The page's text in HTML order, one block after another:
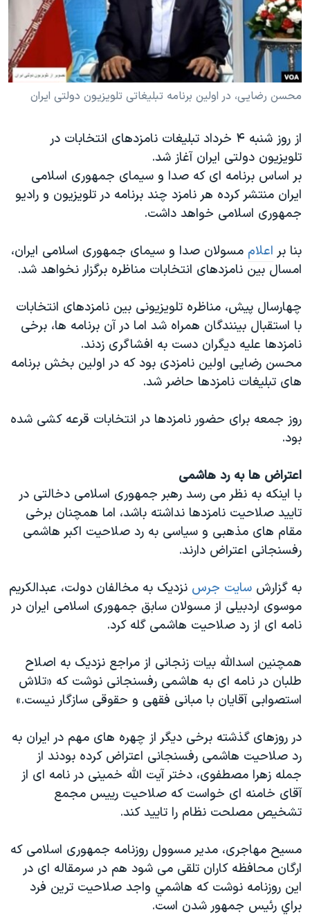
فرهنگ و زندگی
حقوق شهروندی
اقتصادی
گالری عکس
آرشیو پخش زنده
مستندها
انتخابات ریاست جمهوری آمریکا ۲۰۲۴
حمله جمهوری اسلامی به اسرائیل
اعتراضات زن، زندگی، آزادی
مجموعه مستندهای دادخواهی
تریبونال مردمی آبان ۹۸
دادگاه حمید نوری
قانون شفافیت دارائی کادر رهبری ایران
اسرائیل در جنگ
نرگس محمدی برنده جایزه نوبل صلح
همایش محافظه‌کاران آمریکا «سی‌پک»
صفحه‌های ویژه
سفر پرزیدنت ترامپ به چین
دنبال کنید
زبانهای مختلف
محسن رضایی، در اولین برنامه تبلیغاتی تلویزیون دولتی ایران
از روز شنبه ۴ خرداد تبلیغات نامزدهای انتخابات در
تلویزیون دولتی ایران آغاز شد.
بر اساس برنامه ای که صدا و سیمای جمهوری اسلامی
ایران منتشر کرده هر نامزد چند برنامه در تلویزیون و رادیو
جمهوری اسلامی خواهد داشت.
بنا بر اعلام مسولان صدا و سیمای جمهوری اسلامی ایران،
امسال بین نامزدهای انتخابات مناظره برگزار نخواهد شد.
چهارسال پیش، مناظره تلویزیونی بین نامزدهای انتخابات
با استقبال بینندگان همراه شد اما در آن برنامه ها، برخی
نامزدها علیه دیگران دست به افشاگری زدند.
محسن رضایی اولین نامزدی بود که در اولین بخش برنامه
های تبلیغات نامزدها حاضر شد.
روز جمعه برای حضور نامزدها در انتخابات قرعه کشی شده
بود.
اعتراض ها به رد هاشمی
با اینکه به نظر می رسد رهبر جمهوری اسلامی دخالتی در
تایید صلاحیت نامزدها نداشته باشد، اما همچنان برخی
مقام های مذهبی و سیاسی به رد صلاحیت اکبر هاشمی
رفسنجانی اعتراض دارند.
به گزارش سایت جرس نزدیک به مخالفان دولت، عبدالکریم
موسوی اردبیلی از مسولان سابق جمهوری اسلامی ایران در
نامه ای از رد صلاحیت هاشمی گله کرد.
همچنین اسدالله بیات زنجانی از مراجع نزدیک به اصلاح
طلبان در نامه ای به هاشمی رفسنجانی نوشت که «تلاش
استصوابی آقایان با مبانی فقهی و حقوقی سازگار نیست.»
در روزهای گذشته برخی دیگر از چهره های مهم در ایران به
رد صلاحیت هاشمی رفسنجانی اعتراض کرده بودند از
جمله زهرا مصطفوی، دختر آیت الله خمینی در نامه ای از
آقای خامنه ای خواست که صلاحیت رییس مجمع
تشخیص مصلحت نظام را تایید کند.
مسیح مهاجری، مدیر مسوول روزنامه جمهوری اسلامی که
ارگان محافظه کاران تلقی می شود هم در سرمقاله ای در
این روزنامه نوشت که هاشمي واجد صلاحيت ترين فرد
براي رئيس جمهور شدن است.